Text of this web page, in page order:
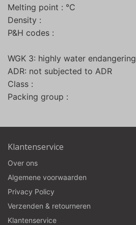
Melting point : °C
Density :
P&H codes :
WGK 3: highly water endangering
ADR: not subjected to ADR
Class :
Packing group :
Klantenservice
Over ons
Algemene voorwaarden
Privacy Policy
Verzenden & retourneren
Klantenservice